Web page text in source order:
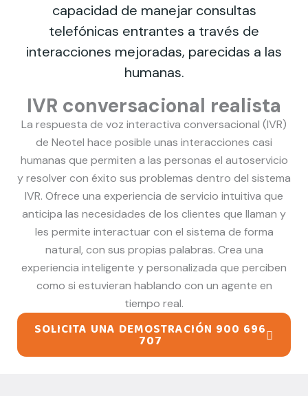
capacidad de manejar consultas
telefónicas entrantes a través de
interacciones mejoradas, parecidas a las
humanas.
IVR conversacional realista
La respuesta de voz interactiva conversacional (IVR)
de Neotel hace posible unas interacciones casi
humanas que permiten a las personas el autoservicio
y resolver con éxito sus problemas dentro del sistema
IVR. Ofrece una experiencia de servicio intuitiva que
anticipa las necesidades de los clientes que llaman y
les permite interactuar con el sistema de forma
natural, con sus propias palabras. Crea una
experiencia inteligente y personalizada que perciben
como si estuvieran hablando con un agente en
tiempo real.
SOLICITA UNA DEMOSTRACIÓN 900 696
707